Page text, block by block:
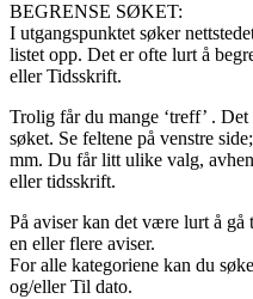
BEGRENSE SØKET:
I utgangspunktet søker
listet opp. Det er ofte lurt å
eller Tidsskrift.
Trolig får du mange ‘treff’ .
søket. Se feltene på venstre
mm. Du får litt ulike valg,
eller tidsskrift.
På aviser kan det være lurt å
en eller flere aviser.
For alle kategoriene kan du
og/eller Til dato.